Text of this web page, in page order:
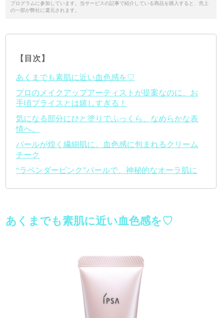
プログラムに参加しています。当サービスの記事で紹介している商品を購入すると、売上
の一部が弊社に還元されます。
【目次】
あくまでも素肌に近い血色感を♡
プロのメイクアップアーティストが提案なのに、お
手頃プライスとは嬉しすぎる！
気になる部分にひと塗りでふっくら、なめらかな表
情へ。
パールが煌く繊細肌に。血色感に包まれるクリーム
チーク
“ラベンダーピンク”パールで、神秘的なオーラ肌に
あくまでも素肌に近い血色感を♡